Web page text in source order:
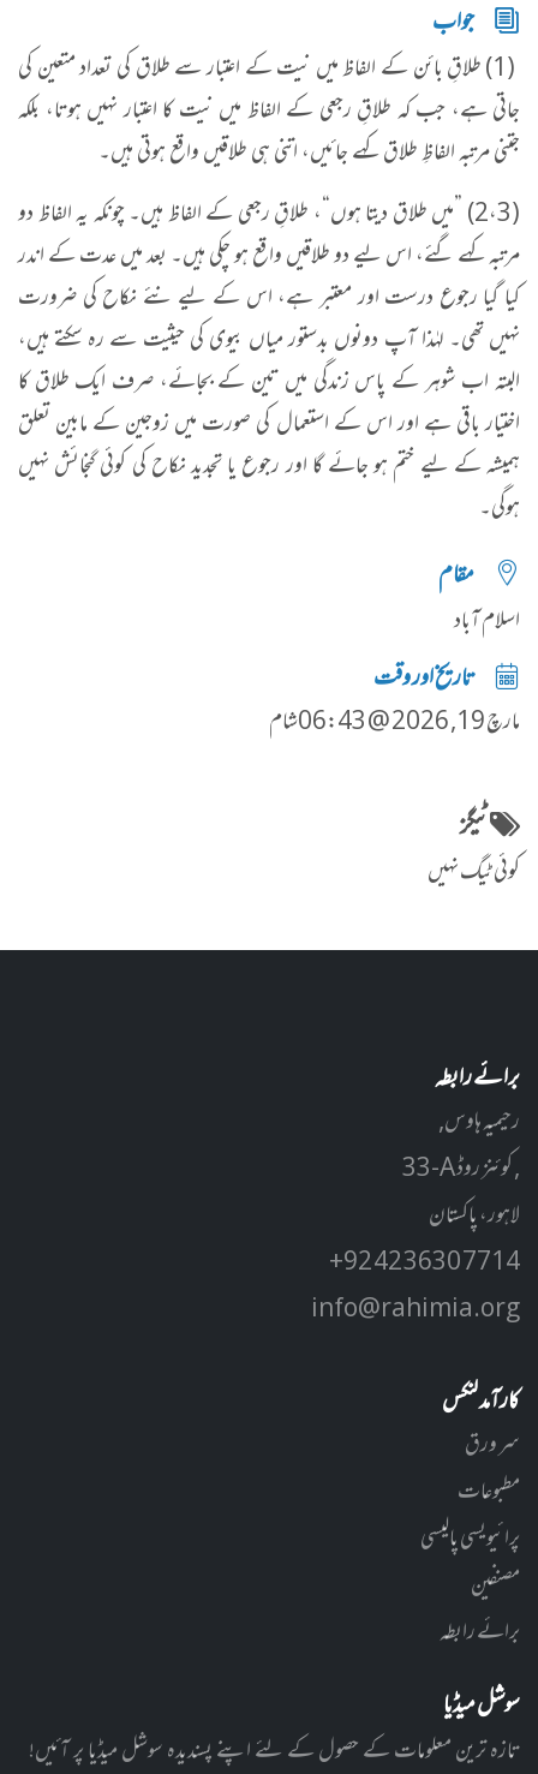
جواب
(1) طلاقِ بائن کے الفاظ میں نیت کے اعتبار سے طلاق کی تعداد متعین کی
جاتی ہے، جب کہ طلاقِ رجعی کے الفاظ میں نیت کا اعتبار نہیں ہوتا، بلکہ
جتنی مرتبہ الفاظِ طلاق کہے جائیں، اتنی ہی طلاقیں واقع ہوتی ہیں۔
(2،3) ”میں طلاق دیتا ہوں“، طلاقِ رجعی کے الفاظ ہیں۔ چونکہ یہ الفاظ دو
مرتبہ کہے گئے، اس لیے دو طلاقیں واقع ہو چکی ہیں۔ بعد میں عدت کے اندر
کیا گیا رجوع درست اور معتبر ہے، اس کے لیے نئے نکاح کی ضرورت
نہیں تھی۔ لہٰذا آپ دونوں بدستور میاں بیوی کی حیثیت سے رہ سکتے ہیں،
البتہ اب شوہر کے پاس زندگی میں تین کے بجائے، صرف ایک طلاق کا
اختیار باقی ہے اور اس کے استعمال کی صورت میں زوجین کے مابین تعلق
ہمیشہ کے لیے ختم ہو جائے گا اور رجوع یا تجدید نکاح کی کوئی گنجائش نہیں
ہوگی۔
مقام
اسلام آباد
تاریخ اور وقت
مارچ 19, 2026 @ 06:43شام
ٹیگز
کوئی ٹیگ نہیں
برائے رابطہ
رحیمیہ ہاوس,
33-A کوئنز روڈ ,
لاہور، پاکستان
+92 42 3630 7714
info@rahimia.org
کارآمد لنکس
سر ورق
مطبوعات
پرائیویسی پالیسی
مصنفین
برائے رابطہ
سوشل میڈیا
تازہ ترین معلومات کے حصول کے لئے اپنے پسندیدہ سوشل میڈیا پر آئیں!